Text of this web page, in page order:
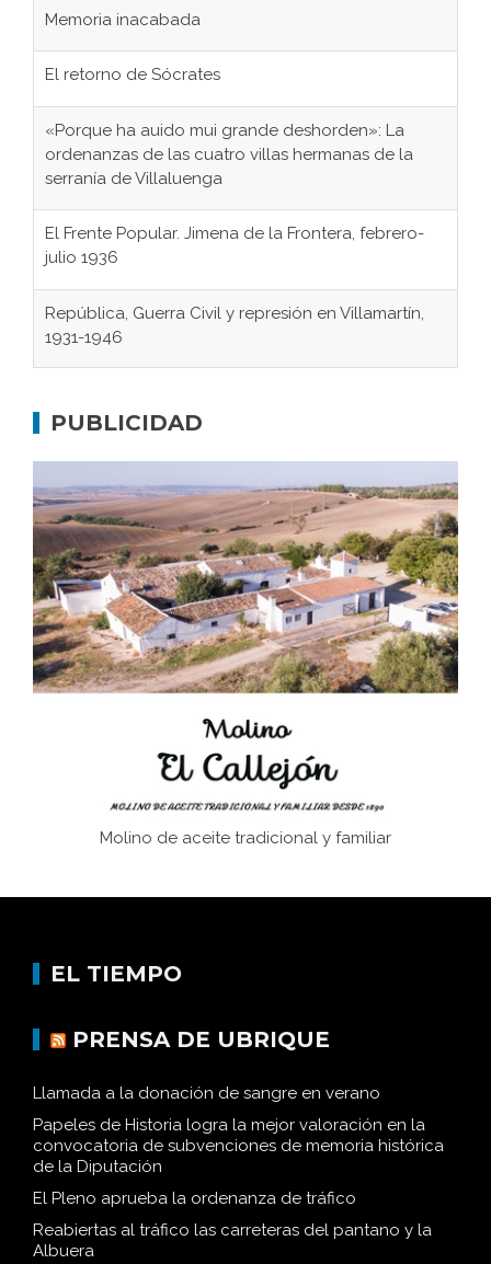
Memoria inacabada
El retorno de Sócrates
«Porque ha auido mui grande deshorden»: La
ordenanzas de las cuatro villas hermanas de la
serranía de Villaluenga
El Frente Popular. Jimena de la Frontera, febrero-
julio 1936
República, Guerra Civil y represión en Villamartín,
1931-1946
concentración nazis
Don Perafán de Ribera y sus fundaciones de
Bornos
El Frente Popular. Ubrique, febrero-julio 1936
Juntar las letras. La alfabetización en el campo: del
afán de saber a la autogestión
Historia y vivencias del poblado de Los Hurones
PUBLICIDAD
Molino de aceite tradicional y familiar
EL TIEMPO
PRENSA DE UBRIQUE
Llamada a la donación de sangre en verano
Papeles de Historia logra la mejor valoración en la
convocatoria de subvenciones de memoria histórica
de la Diputación
El Pleno aprueba la ordenanza de tráfico
Reabiertas al tráfico las carreteras del pantano y la
Albuera